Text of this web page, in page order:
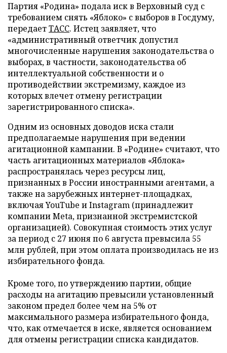
Партия «Родина» подала иск в Верховный суд с
требованием снять «Яблоко» с выборов в Госдуму,
передаетТАСС. Истец заявляет, что
«административный ответчик допустил
многочисленные нарушения законодательства о
выборах, в частности, законодательства об
интеллектуальной собственности и о
противодействии экстремизму, каждое из
которых влечет отмену регистрации
зарегистрированного списка».
Одним из основных доводов иска стали
предполагаемые нарушения при ведении
агитационной кампании. В «Родине» считают, что
часть агитационных материалов «Яблока»
распространялась через ресурсы лиц,
признанных в России иностранными агентами, а
также на зарубежных интернет-площадках,
включая YouTube и Instagram (принадлежит
компании Meta, признанной экстремистской
организацией). Совокупная стоимость этих услуг
за период с 27 июня по 6 августа превысила 55
млн рублей, при этом оплата производилась не из
избирательного фонда.
Кроме того, по утверждению партии, общие
расходы на агитацию превысили установленный
законом предел более чем на 5% от
максимального размера избирательного фонда,
что, как отмечается в иске, является основанием
для отмены регистрации списка кандидатов.